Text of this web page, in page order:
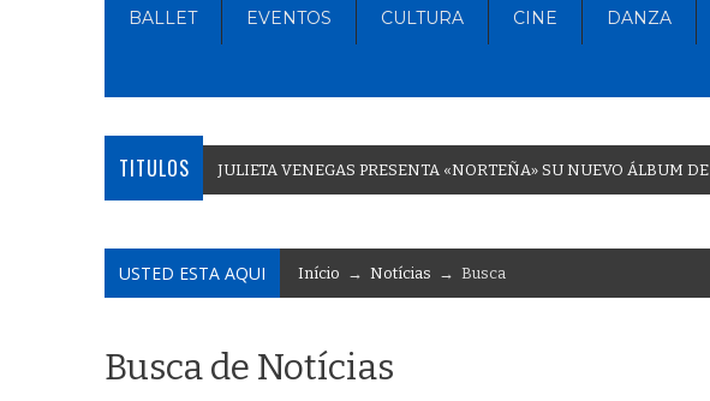
BALLET EVENTOS CULTURA CINE DANZA
TITULOS JULIETA VENEGAS PRESENTA «NORTEÑA» SU NUEVO ÁLBUM DE
USTED ESTA AQUI Início → Notícias → Busca
Busca de Notícias